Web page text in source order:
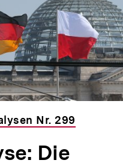
Nr. 299
Die